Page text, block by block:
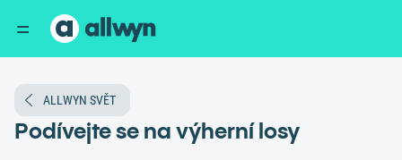
ALLWYN SVĚT
Podívejte se na výherní losy